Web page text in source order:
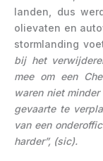
landen, dus
olievaten en
stormlanding
bij het
mee om een
waren niet
gevaarte te
van een
harder”, (sic).